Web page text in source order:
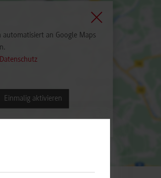
automatisiert an Google Maps
Datenschutz
Einmalig aktivieren